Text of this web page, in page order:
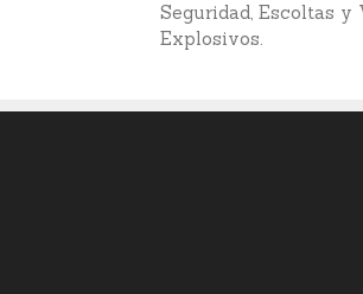
Seguridad, Escoltas y
Explosivos.